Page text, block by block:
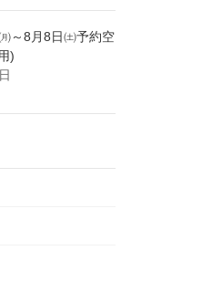
～8月8日㈯予約空
)